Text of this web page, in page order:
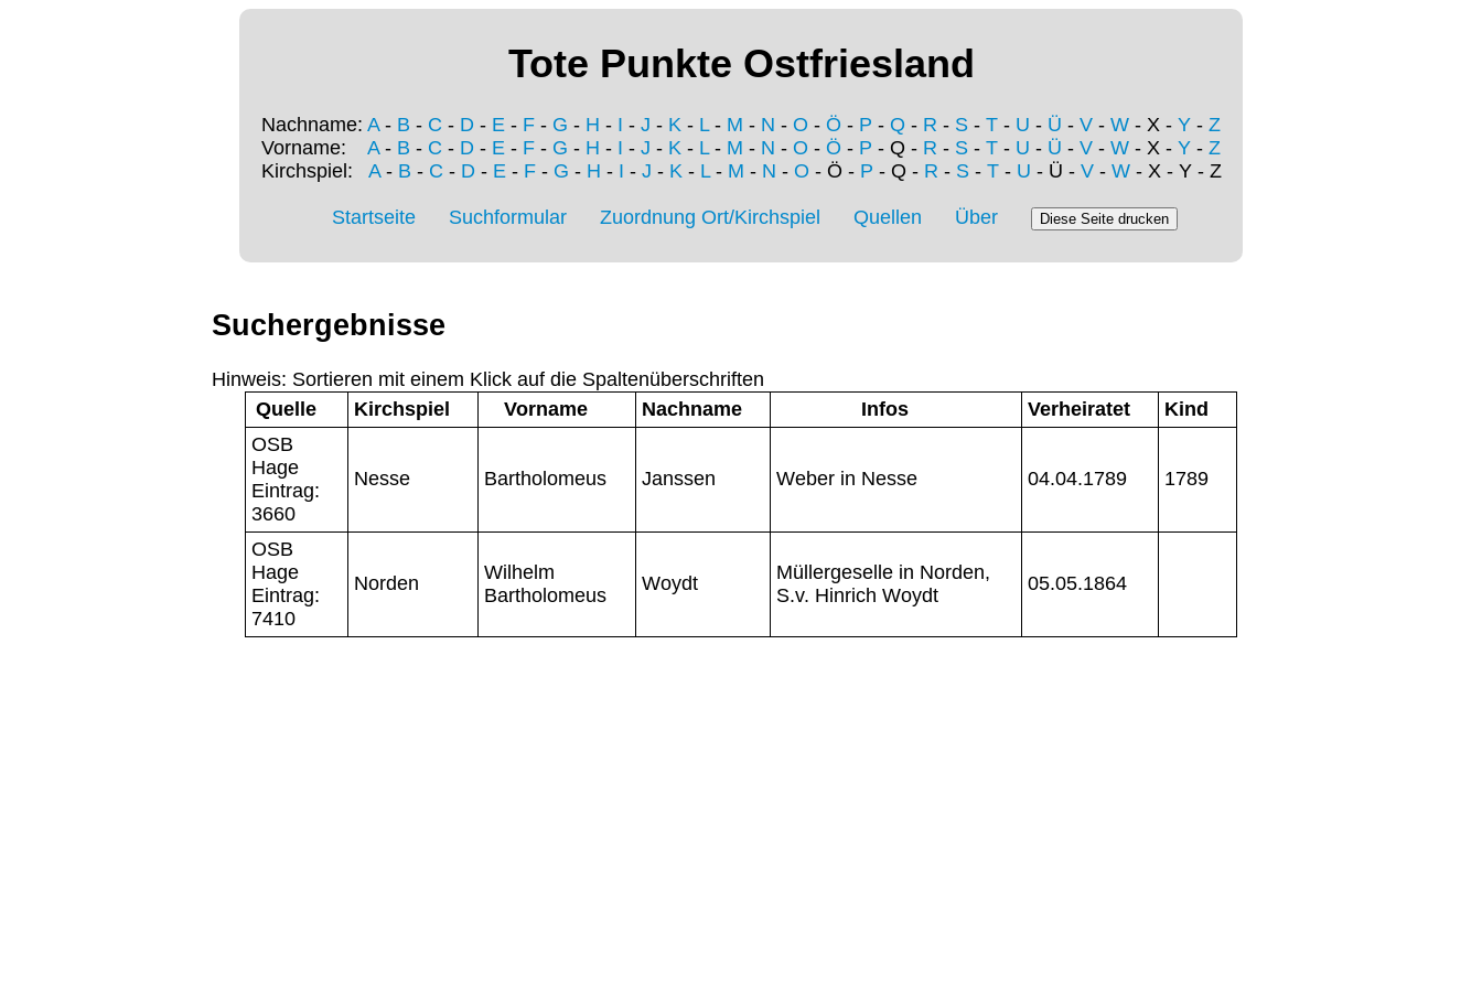
Tote Punkte Ostfriesland
Nachname: A- B - C - D - E - F - G - H - I - J - K - L- M - N - O - Ö - P - Q - R - S - T - U - Ü - V - W - X - Y - Z
Vorname: A- B - C - D - E - F - G - H - I - J - K - L- M - N - O - Ö - P - Q - R - S - T - U - Ü - V - W - X - Y - Z
Kirchspiel: A- B - C - D- E- F- G - H - I - J - K- L- M - N - O - Ö - P - Q - R - S- T- U - Ü - V- W- X - Y - Z
Startseite Suchformular Zuordnung Ort/Kirchspiel Quellen Über
Suchergebnisse
Hinweis: Sortieren mit einem Klick auf die Spaltenüberschriften
Quelle
Kirchspiel Vorname Nachname Infos Verheiratet
Kind
OSB
Hage
Eintrag:
3660
Nesse Bartholomeus Janssen Weber in Nesse 04.04.1789 1789
OSB
Hage
Eintrag:
7410
Norden
Wilhelm
Bartholomeus
Woydt
Müllergeselle in Norden,
S.v. Hinrich Woydt
05.05.1864